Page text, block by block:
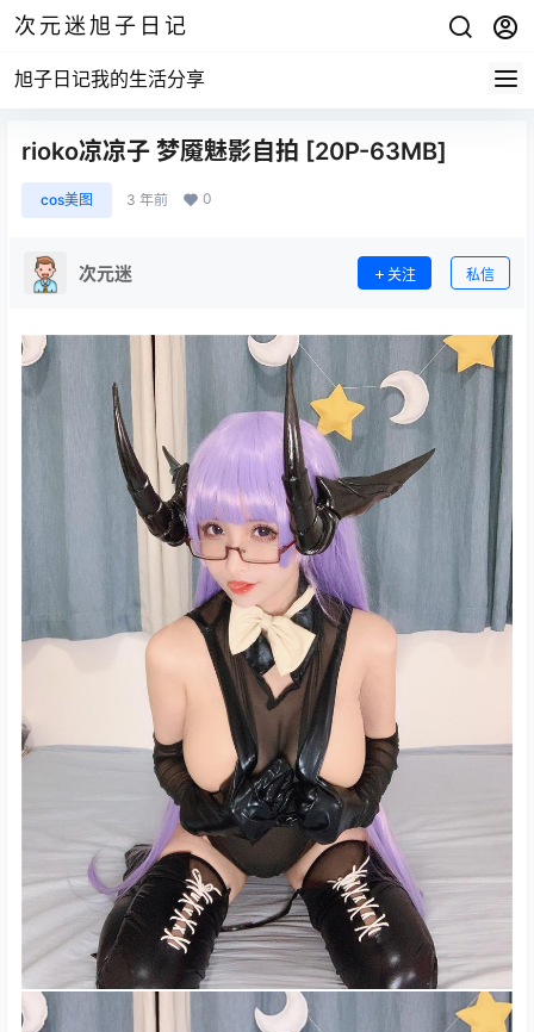
次元迷旭子日记
旭子日记我的生活分享
rioko凉凉子 梦魇魅影自拍 [20P-63MB]
cos美图 3 年前 0
次元迷 关注 私信